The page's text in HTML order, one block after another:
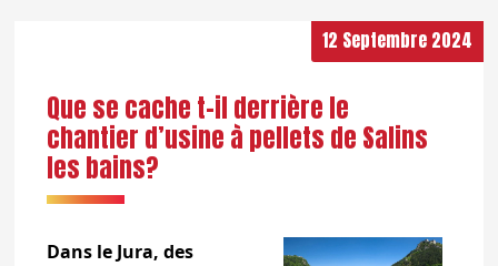
12 Septembre 2024
Que se cache t-il derrière le
chantier d’usine à pellets de Salins
les bains?
Dans le Jura, des